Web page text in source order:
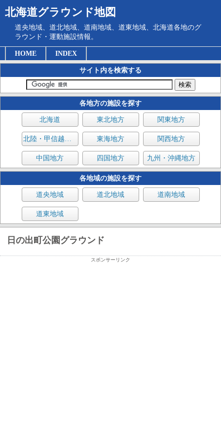
北海道グラウンド地図
道央地域、道北地域、道南地域、道東地域、北海道各地のグ
ラウンド・運動施設情報。
HOME INDEX
サイト内を検索する
各地方の施設を探す
北海道 東北地方 関東地方
北陸・甲信越地方 東海地方 関西地方
中国地方 四国地方 九州・沖縄地方
各地域の施設を探す
道央地域 道北地域 道南地域
道東地域
日の出町公園グラウンド
スポンサーリンク